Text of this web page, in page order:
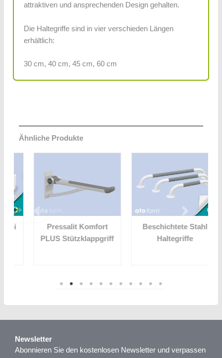
attraktiven und ansprechenden Design gehalten.
Die Haltegriffe sind in vier verschieden Längen
erhältlich:
30 cm, 40 cm, 45 cm, 60 cm
Ähnliche Produkte
Pressalit Komfort
PLUS Stützklappgriff
Beschichtete Stahl
Haltegriffe
Newsletter
Abonnieren Sie den kostenlosen Newsletter und verpassen